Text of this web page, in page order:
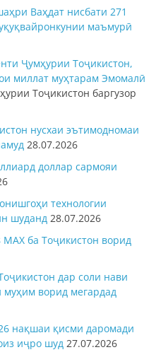
Ваҳдат нисбати 271
маъмурӣ
Ҷумҳурии Тоҷикистон,
миллат муҳтарам Эмомалӣ
Тоҷикистон баргузор
нусхаи эътимодномаи
28.07.2026
доллар сармояи
технологии
шуданд 28.07.2026
ба Тоҷикистон ворид
дар соли нави
муҳим ворид мегардад
нақшаи қисми даромади
иҷро шуд 27.07.2026